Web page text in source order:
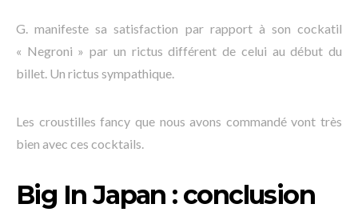
G. manifeste sa satisfaction par rapport à son cockatil
« Negroni » par un rictus différent de celui au début du
billet. Un rictus sympathique.
Les croustilles fancy que nous avons commandé vont très
bien avec ces cocktails.
Big In Japan : conclusion